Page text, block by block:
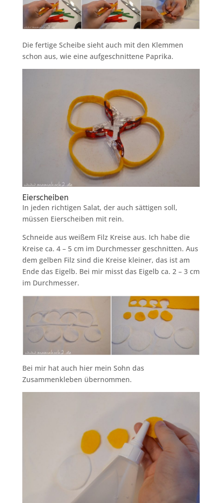
Die fertige Scheibe sieht auch mit den Klemmen
schon aus, wie eine aufgeschnittene Paprika.
Eierscheiben
In jeden richtigen Salat, der auch sättigen soll,
müssen Eierscheiben mit rein.
Schneide aus weißem Filz Kreise aus. Ich habe die
Kreise ca. 4 – 5 cm im Durchmesser geschnitten. Aus
dem gelben Filz sind die Kreise kleiner, das ist am
Ende das Eigelb. Bei mir misst das Eigelb ca. 2 – 3 cm
im Durchmesser.
Bei mir hat auch hier mein Sohn das
Zusammenkleben übernommen.